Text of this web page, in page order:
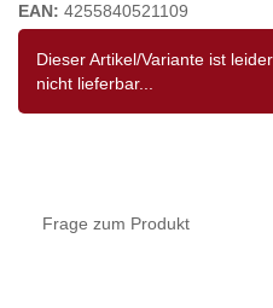
EAN: 4255840521109
Dieser Artikel/Variante ist
nicht lieferbar...
Frage zum Produkt